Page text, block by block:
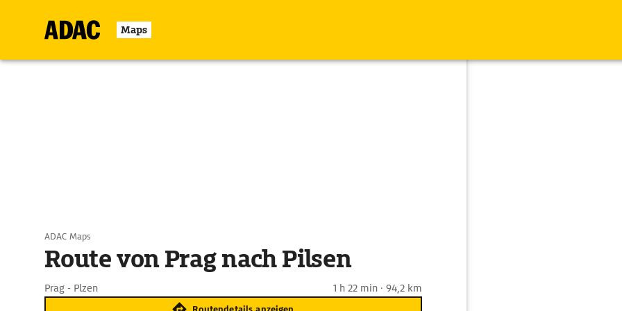
Maps
ADAC Maps
Route von Prag nach Pilsen
Prag - Plzen 1 h 22 min · 94,2 km